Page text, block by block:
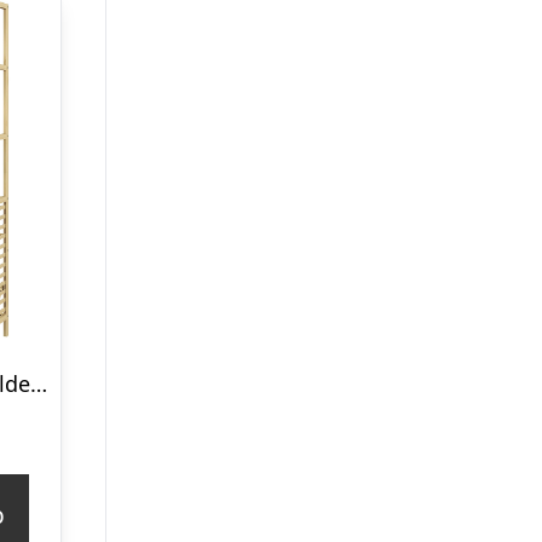
Badeværelseshylde med vasketøjskurv, 3 hylder, bambusramme, 44x33x160cm, naturlig